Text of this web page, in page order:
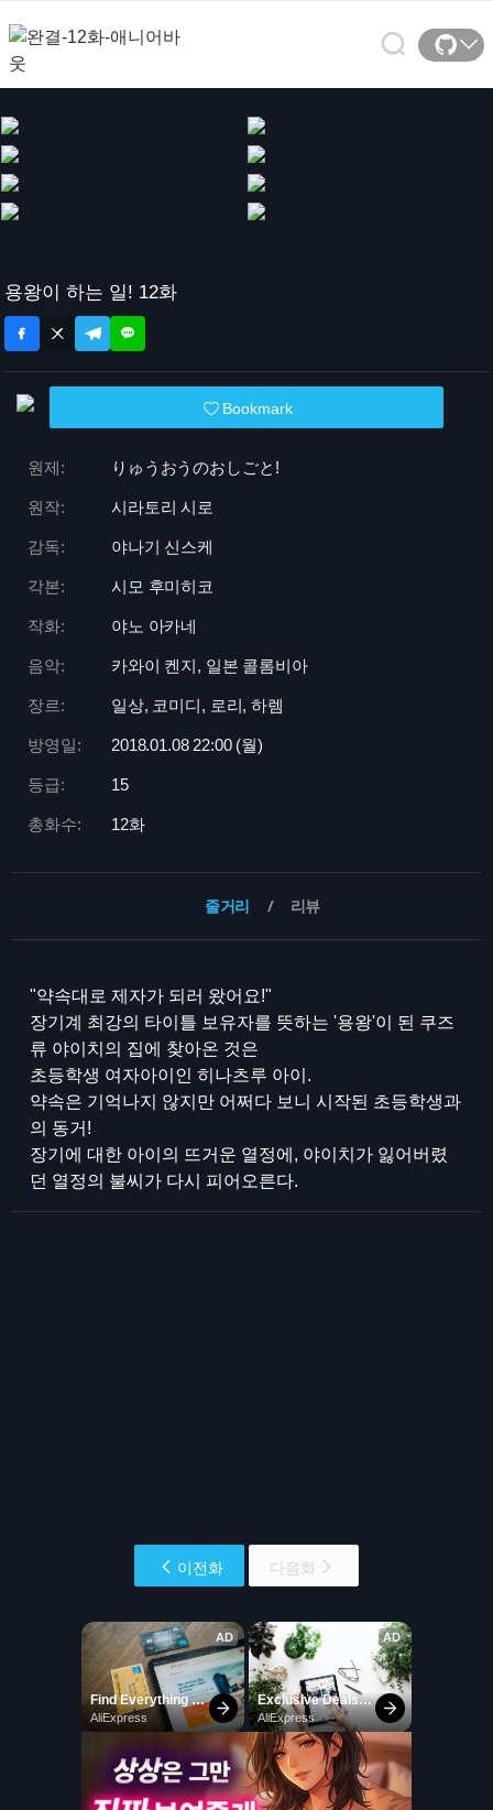
용왕이 하는 일! 12화
Bookmark
원제: りゅうおうのおしごと!
원작: 시라토리 시로
감독: 야나기 신스케
각본: 시모 후미히코
작화: 야노 아카네
음악: 카와이 켄지, 일본 콜롬비아
장르: 일상, 코미디, 로리, 하렘
방영일: 2018.01.08 22:00 (월)
등급: 15
총화수: 12화
줄거리 리뷰
"약속대로 제자가 되러 왔어요!"
장기계 최강의 타이틀 보유자를 뜻하는 '용왕'이 된 쿠즈
류 야이치의 집에 찾아온 것은
초등학생 여자아이인 히나츠루 아이.
약속은 기억나지 않지만 어쩌다 보니 시작된 초등학생과
의 동거!
장기에 대한 아이의 뜨거운 열정에, 야이치가 잃어버렸
던 열정의 불씨가 다시 피어오른다.
이전화 다음화